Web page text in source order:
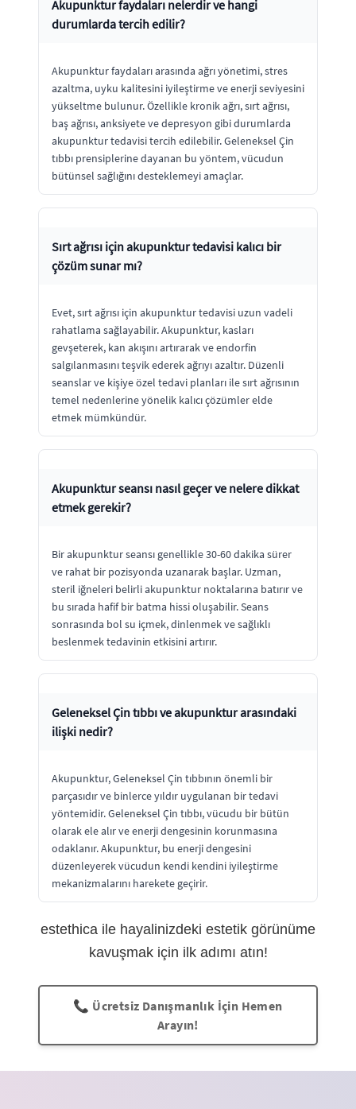
Akupunktur faydaları nelerdir ve hangi
durumlarda tercih edilir?
Akupunktur faydaları arasında ağrı yönetimi, stres
azaltma, uyku kalitesini iyileştirme ve enerji seviyesini
yükseltme bulunur. Özellikle kronik ağrı, sırt ağrısı,
baş ağrısı, anksiyete ve depresyon gibi durumlarda
akupunktur tedavisi tercih edilebilir. Geleneksel Çin
tıbbı prensiplerine dayanan bu yöntem, vücudun
bütünsel sağlığını desteklemeyi amaçlar.
Sırt ağrısı için akupunktur tedavisi kalıcı bir
çözüm sunar mı?
Evet, sırt ağrısı için akupunktur tedavisi uzun vadeli
rahatlama sağlayabilir. Akupunktur, kasları
gevşeterek, kan akışını artırarak ve endorfin
salgılanmasını teşvik ederek ağrıyı azaltır. Düzenli
seanslar ve kişiye özel tedavi planları ile sırt ağrısının
temel nedenlerine yönelik kalıcı çözümler elde
etmek mümkündür.
Akupunktur seansı nasıl geçer ve nelere dikkat
etmek gerekir?
Bir akupunktur seansı genellikle 30-60 dakika sürer
ve rahat bir pozisyonda uzanarak başlar. Uzman,
steril iğneleri belirli akupunktur noktalarına batırır ve
bu sırada hafif bir batma hissi oluşabilir. Seans
sonrasında bol su içmek, dinlenmek ve sağlıklı
beslenmek tedavinin etkisini artırır.
Geleneksel Çin tıbbı ve akupunktur arasındaki
ilişki nedir?
Akupunktur, Geleneksel Çin tıbbının önemli bir
parçasıdır ve binlerce yıldır uygulanan bir tedavi
yöntemidir. Geleneksel Çin tıbbı, vücudu bir bütün
olarak ele alır ve enerji dengesinin korunmasına
odaklanır. Akupunktur, bu enerji dengesini
düzenleyerek vücudun kendi kendini iyileştirme
mekanizmalarını harekete geçirir.
estethica ile hayalinizdeki estetik görünüme
kavuşmak için ilk adımı atın!
📞 Ücretsiz Danışmanlık İçin Hemen
Arayın!